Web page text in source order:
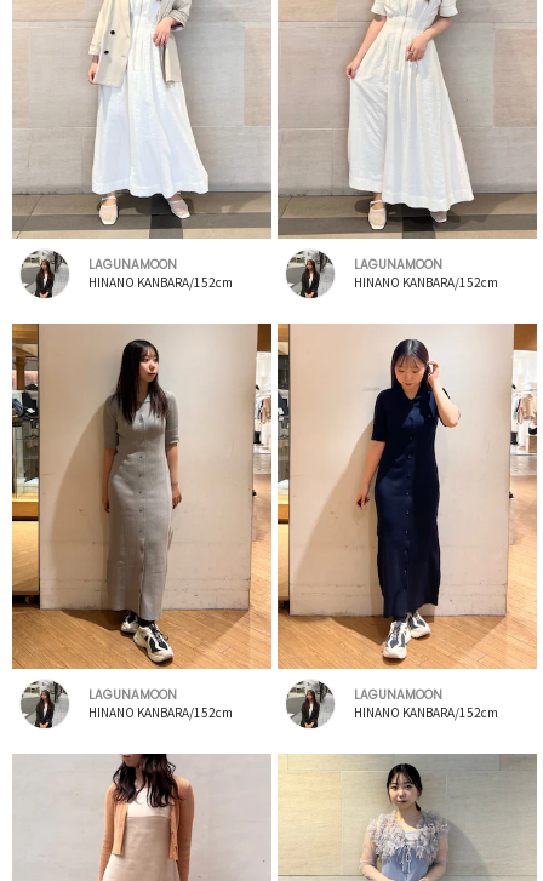
LAGUNAMOON
HINANO KANBARA/152cm
LAGUNAMOON
HINANO KANBARA/152cm
LAGUNAMOON
HINANO KANBARA/152cm
LAGUNAMOON
HINANO KANBARA/152cm